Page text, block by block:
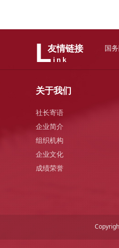
关于我们
社长寄语
企业简介
组织机构
企业文化
成绩荣誉
国
Link
友情链接